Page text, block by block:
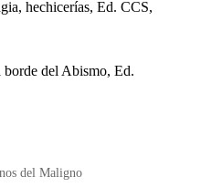
hechicerías, Ed. CCS,
del Abismo, Ed.
del Maligno